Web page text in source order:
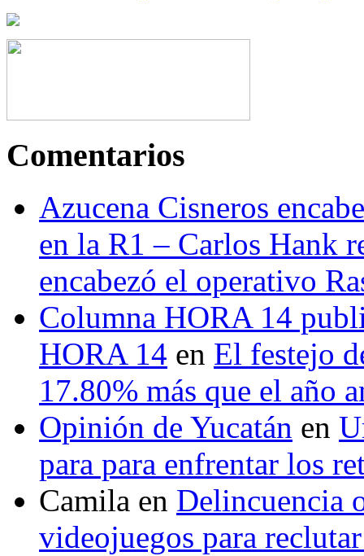
Comentarios
Azucena Cisneros
en la R1 – Carlos Hank
encabezó el operativo
Columna HORA 14
HORA 14 en El festejo
17.80% más que el año
Opinión de Yucatán en
para para enfrentar los
Camila en Delincuencia
videojuegos para